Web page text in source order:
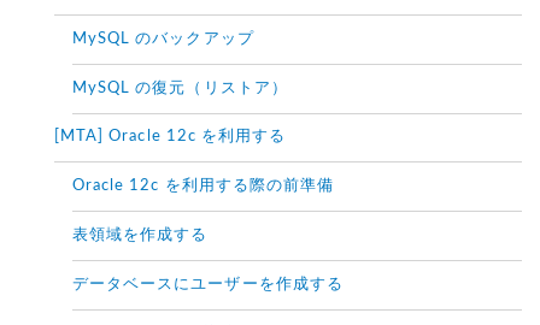
MySQL のバックアップ
MySQL の復元（リストア）
[MTA] Oracle 12c を利用する
Oracle 12c を利用する際の前準備
表領域を作成する
データベースにユーザーを作成する